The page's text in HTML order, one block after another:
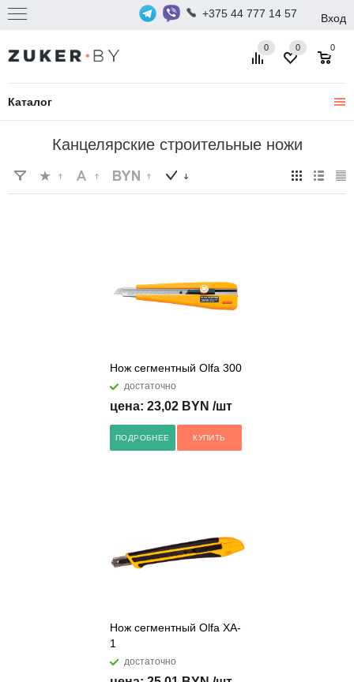
+375 44 777 14 57 Вход
Каталог
0 0
0
Канцелярские строительные ножи
Нож сегментный Olfa 300
достаточно
цена: 23,02 BYN /шт
ПОДРОБНЕЕ КУПИТЬ
Нож сегментный Olfa XA-
1
достаточно